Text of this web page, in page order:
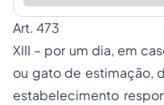
Art. 473
XIII – por um dia, em
ou gato de estimação,
estabelecimento